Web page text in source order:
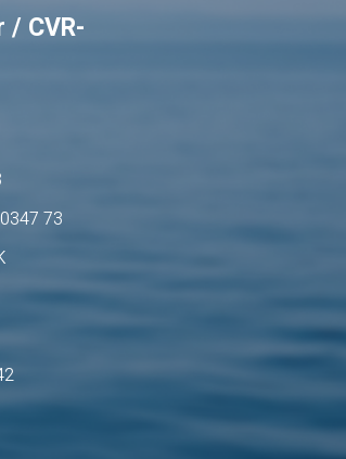
/ CVR-
73